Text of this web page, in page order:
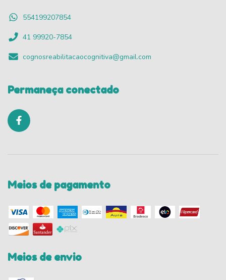
554199207854
41 99920-7854
cognosreabilitacaocognitiva@gmail.com
Permaneça conectado
Meios de pagamento
Meios de envio